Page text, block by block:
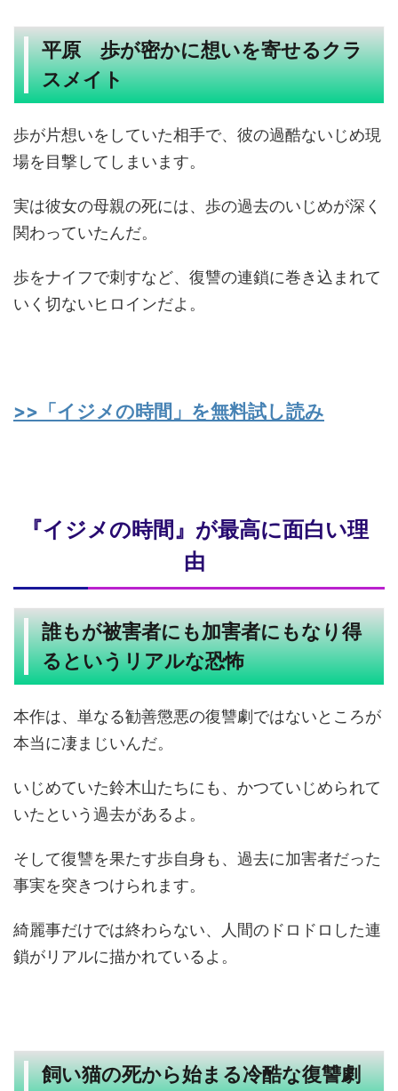
平原 歩が密かに想いを寄せるクラ
スメイト
歩が片想いをしていた相手で、彼の過酷ないじめ現
場を目撃してしまいます。
実は彼女の母親の死には、歩の過去のいじめが深く
関わっていたんだ。
歩をナイフで刺すなど、復讐の連鎖に巻き込まれて
いく切ないヒロインだよ。
>>「イジメの時間」を無料試し読み
『イジメの時間』が最高に面白い理
由
誰もが被害者にも加害者にもなり得
るというリアルな恐怖
本作は、単なる勧善懲悪の復讐劇ではないところが
本当に凄まじいんだ。
いじめていた鈴木山たちにも、かつていじめられて
いたという過去があるよ。
そして復讐を果たす歩自身も、過去に加害者だった
事実を突きつけられます。
綺麗事だけでは終わらない、人間のドロドロした連
鎖がリアルに描かれているよ。
飼い猫の死から始まる冷酷な復讐劇